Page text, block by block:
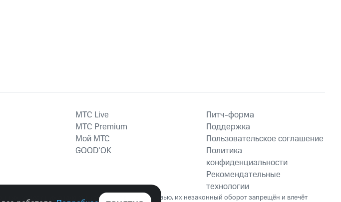
MTС Live
MTС Premium
Мой МТС
GOOD’OK
Питч-форма
Поддержка
Пользовательское соглашение
Политика
конфиденциальности
Рекомендательные
технологии
веществ, их аналогов причиняет вред здоровью, их незаконный оборот запрещён и влечёт